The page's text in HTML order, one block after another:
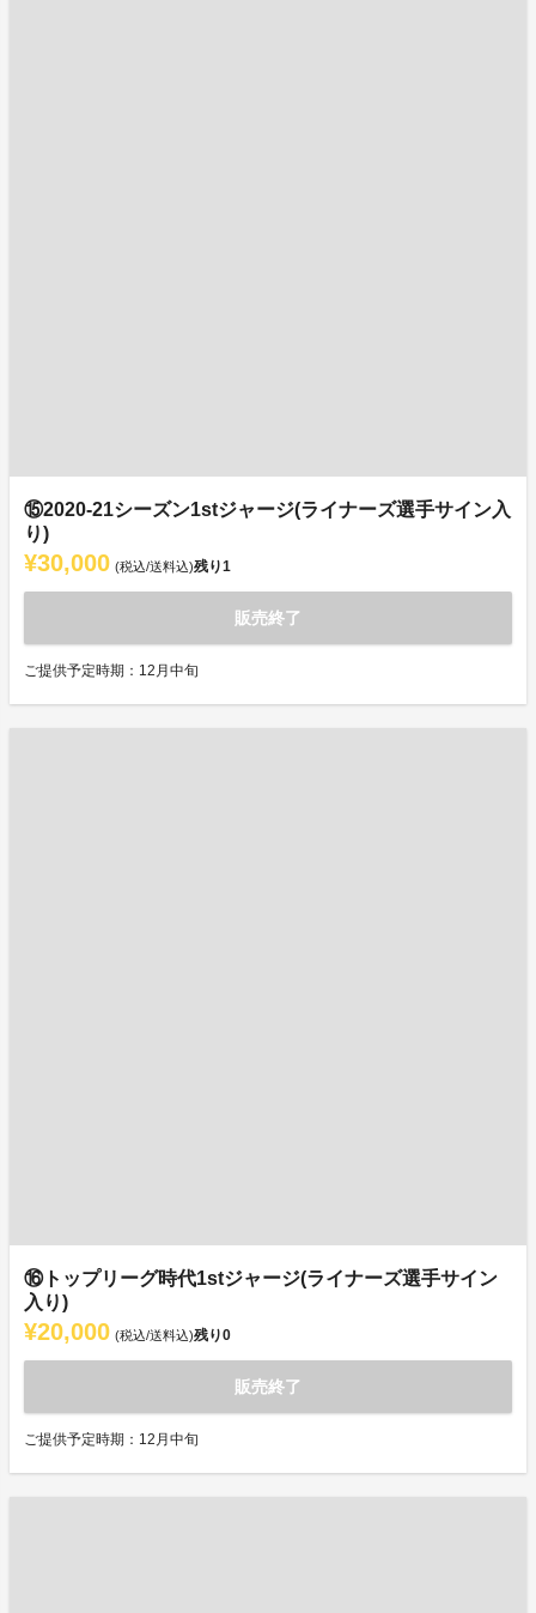
⑮2020-21シーズン1stジャージ(ライナーズ選手サイン入
り)
¥30,000 (税込/送料込)残り1
販売終了
ご提供予定時期：12月中旬
⑯トップリーグ時代1stジャージ(ライナーズ選手サイン
入り)
¥20,000 (税込/送料込)残り0
販売終了
ご提供予定時期：12月中旬